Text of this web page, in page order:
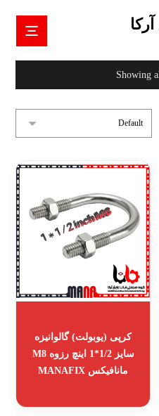
Showing
کرپی (یوبولت) گالوانیزه
سایز 1/2*1 اینچ رزوه M8
مانافیکس MANAFIX